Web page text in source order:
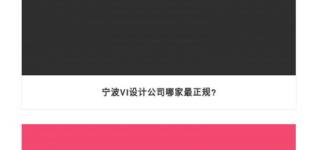
宁波VI设计公司哪家最正规?